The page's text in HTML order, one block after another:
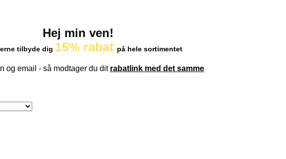
Hej min ven!
tilbyde dig 15% rabat på hele sortimentet
og email - så modtager du dit rabatlink med det samme